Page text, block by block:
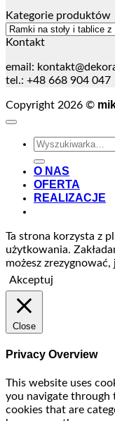
Kategorie produktów
Kontakt
email:
tel.: +48 668 904 047
Copyright 2026 ©
Szukaj:
O NAS
OFERTA
REALIZACJE
Ta strona korzysta z
użytkowania.
możesz zrezygnować,
Akceptuj
Close
Privacy Overview
This website uses
you navigate through
cookies that are